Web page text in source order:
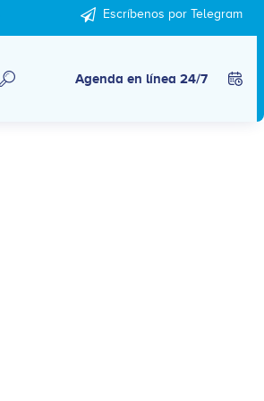
Escríbenos por Telegram
Agenda en línea 24/7